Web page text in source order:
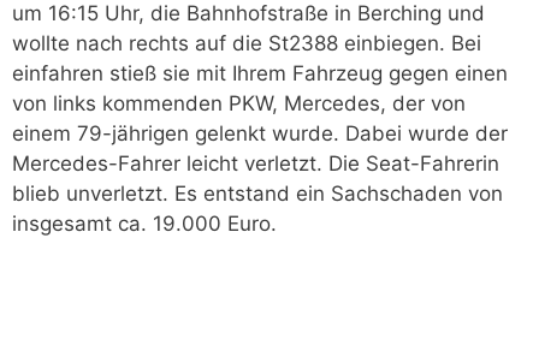
um 16:15 Uhr, die Bahnhofstraße in Berching und
wollte nach rechts auf die St2388 einbiegen. Bei
einfahren stieß sie mit Ihrem Fahrzeug gegen einen
von links kommenden PKW, Mercedes, der von
einem 79-jährigen gelenkt wurde. Dabei wurde der
Mercedes-Fahrer leicht verletzt. Die Seat-Fahrerin
blieb unverletzt. Es entstand ein Sachschaden von
insgesamt ca. 19.000 Euro.